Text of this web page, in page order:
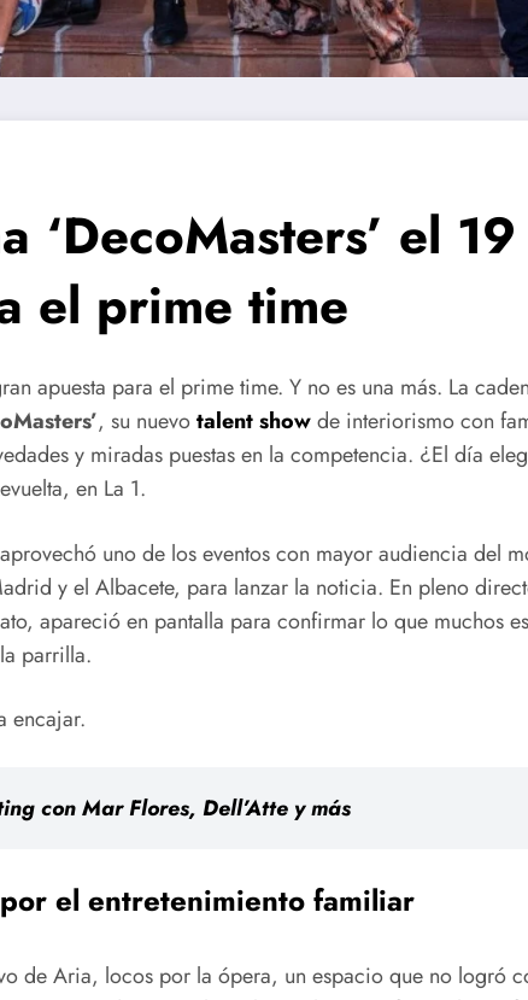
‘DecoMasters’ el
el prime time
apuesta para el prime time. Y no es una más. La
, su nuevotalent showde interiorismo con
y miradas puestas en la competencia. ¿El día
en La 1.
uno de los eventos con mayor audiencia del
y el Albacete, para lanzar la noticia. En pleno
apareció en pantalla para confirmar lo que muchos
parrilla.
encajar.
con Mar Flores, Dell’Atte y más
el entretenimiento familiar
de Aria, locos por la ópera, un espacio que no logró